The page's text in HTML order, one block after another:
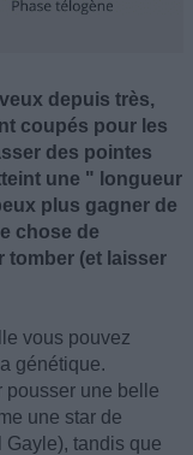
depuis très,
coupés pour les
des pointes
une " longueur
plus gagner de
chose de
tomber (et laisser
vous pouvez
génétique.
pousser une belle
une star de
Gayle), tandis que